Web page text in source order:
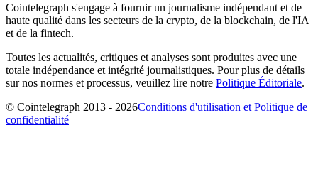
Cointelegraph s'engage à fournir un journalisme indépendant et de
haute qualité dans les secteurs de la crypto, de la blockchain, de l'IA
et de la fintech.
Toutes les actualités, critiques et analyses sont produites avec une
totale indépendance et intégrité journalistiques. Pour plus de détails
sur nos normes et processus, veuillez lire notre Politique Éditoriale.
© Cointelegraph 2013 - 2026Conditions d'utilisation et Politique de
confidentialité